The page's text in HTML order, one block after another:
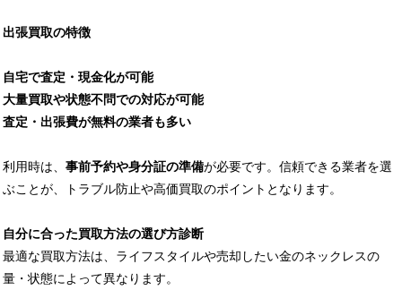
出張買取の特徴
自宅で査定・現金化が可能
大量買取や状態不問での対応が可能
査定・出張費が無料の業者も多い
利用時は、 事前予約や身分証の準備が必要です。信頼できる業者を選
ぶことが、トラブル防止や高価買取のポイントとなります。
自分に合った買取方法の選び方診断
最適な買取方法は、ライフスタイルや売却したい金のネックレスの
量・状態によって異なります。